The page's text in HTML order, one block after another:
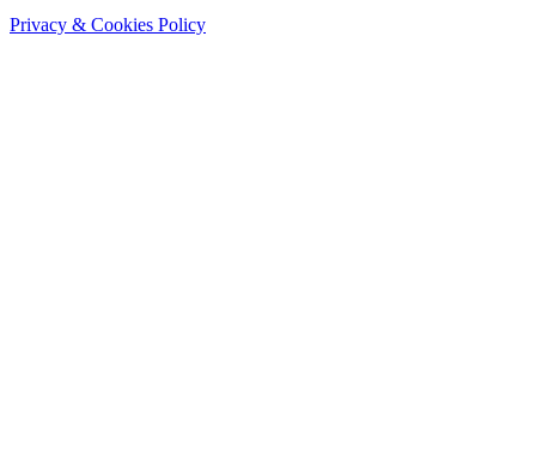
Privacy & Cookies Policy